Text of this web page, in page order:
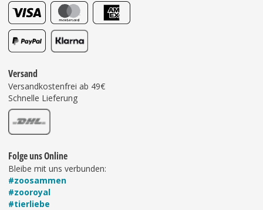
Versand
Versandkostenfrei ab 49€
Schnelle Lieferung
Folge uns Online
Bleibe mit uns verbunden:
#zoosammen
#zooroyal
#tierliebe